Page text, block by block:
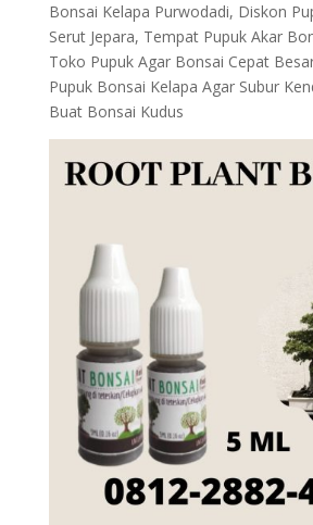
Bonsai Kelapa Purwodadi, Diskon
Serut Jepara, Tempat Pupuk Akar
Toko Pupuk Agar Bonsai Cepat
Pupuk Bonsai Kelapa Agar Subur
Buat Bonsai Kudus